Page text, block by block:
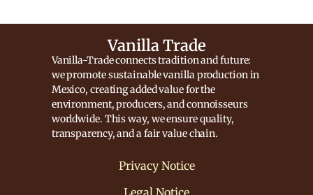
Vanilla Trade
Vanilla-Trade connects tradition and future:
we promote sustainable vanilla production in
Mexico, creating added value for the
environment, producers, and connoisseurs
worldwide. This way, we ensure quality,
transparency, and a fair value chain.
Privacy Notice